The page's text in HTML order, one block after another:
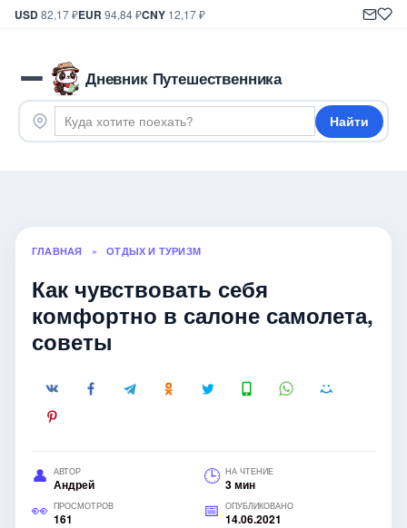
USD82,17 ₽EUR 94,84 ₽CNY 12,17 ₽
Дневник Путешественника
Найти
ГЛАВНАЯ » ОТДЫХ И ТУРИЗМ
Как чувствовать себя
комфортно в салоне самолета,
советы
АВТОР
Андрей
НА ЧТЕНИЕ
3 мин
ПРОСМОТРОВ
161
ОПУБЛИКОВАНО
14.06.2021